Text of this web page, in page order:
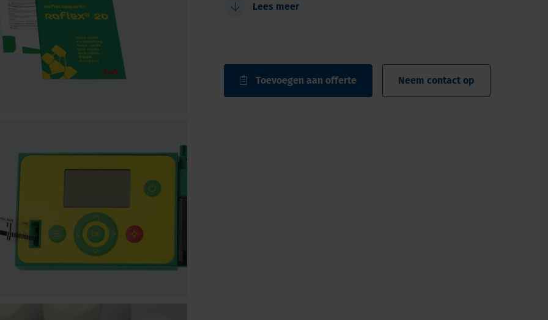
Snelle kwantitatieve resultaten in vele gevallen na 1 minuut
Tot 50 metingen kunnen met één druk op de knop worden
opgeslagen, weergegeven en naar een PC worden verzonden
Geen afval en milieuproblemen; de teststrips zijn biologisch
Lees meer
Toevoegen aan offerte Neem contact op